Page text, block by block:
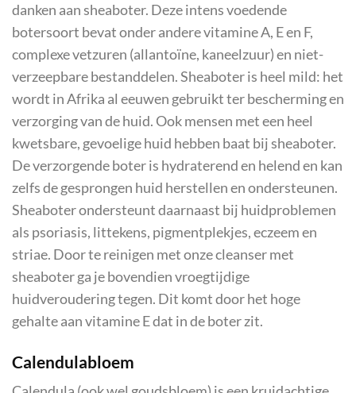
danken aan sheaboter. Deze intens voedende
botersoort bevat onder andere vitamine A, E en F,
complexe vetzuren (allantoïne, kaneelzuur) en niet-
verzeepbare bestanddelen. Sheaboter is heel mild: het
wordt in Afrika al eeuwen gebruikt ter bescherming en
verzorging van de huid. Ook mensen met een heel
kwetsbare, gevoelige huid hebben baat bij sheaboter.
De verzorgende boter is hydraterend en helend en kan
zelfs de gesprongen huid herstellen en ondersteunen.
Sheaboter ondersteunt daarnaast bij huidproblemen
als psoriasis, littekens, pigmentplekjes, eczeem en
striae. Door te reinigen met onze cleanser met
sheaboter ga je bovendien vroegtijdige
huidveroudering tegen. Dit komt door het hoge
gehalte aan vitamine E dat in de boter zit.
Calendulabloem